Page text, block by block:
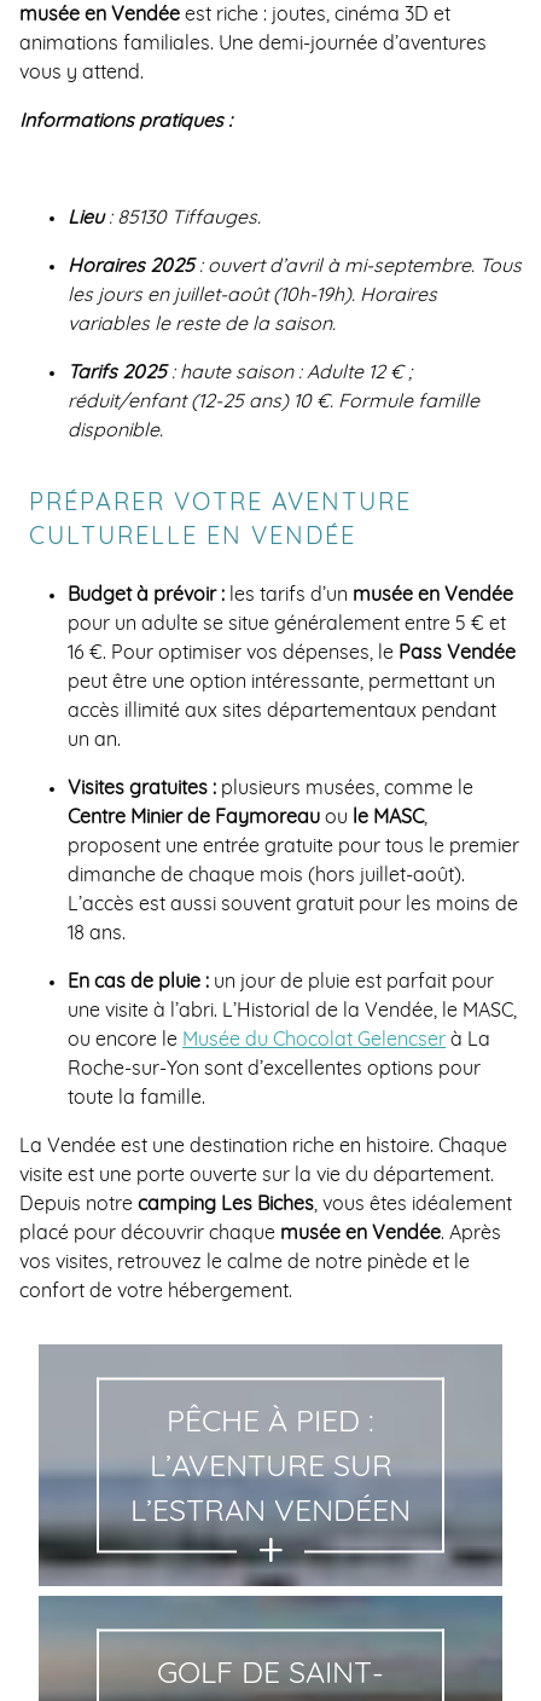
musée en Vendée est riche : joutes, cinéma 3D et
animations familiales. Une demi-journée d’aventures
vous y attend.
Informations pratiques :
Lieu: 85130 Tiffauges.
Horaires 2025: ouvert d’avril à mi-septembre. Tous
les jours en juillet-août (10h-19h). Horaires
variables le reste de la saison.
Tarifs 2025: haute saison : Adulte 12 € ;
réduit/enfant (12-25 ans) 10 €. Formule famille
disponible.
PRÉPARER VOTRE AVENTURE
CULTURELLE EN VENDÉE
Budget à prévoir : les tarifs d’un musée en Vendée
pour un adulte se situe généralement entre 5 € et
16 €. Pour optimiser vos dépenses, le Pass Vendée
peut être une option intéressante, permettant un
accès illimité aux sites départementaux pendant
un an.
Visites gratuites : plusieurs musées, comme le
Centre Minier de Faymoreau ou le MASC,
proposent une entrée gratuite pour tous le premier
dimanche de chaque mois (hors juillet-août).
L’accès est aussi souvent gratuit pour les moins de
18 ans.
En cas de pluie : un jour de pluie est parfait pour
une visite à l’abri. L’Historial de la Vendée, le MASC,
ou encore le Musée du Chocolat Gelencser à La
Roche-sur-Yon sont d’excellentes options pour
toute la famille.
La Vendée est une destination riche en histoire. Chaque
visite est une porte ouverte sur la vie du département.
Depuis notre camping Les Biches, vous êtes idéalement
placé pour découvrir chaque musée en Vendée. Après
vos visites, retrouvez le calme de notre pinède et le
confort de votre hébergement.
PÊCHE À PIED :
L’AVENTURE SUR
L’ESTRAN VENDÉEN
GOLF DE SAINT-